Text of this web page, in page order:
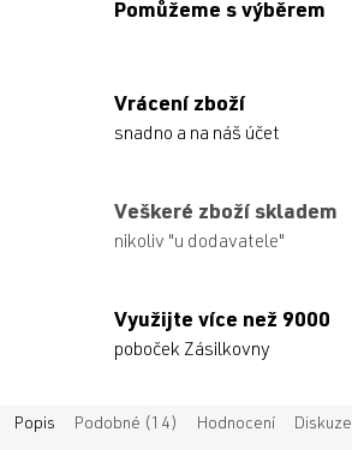
Pomůžeme s výběrem
Vrácení zboží
snadno a na náš účet
Veškeré zboží skladem
nikoliv "u dodavatele"
Využijte více než 9000
poboček Zásilkovny
Popis Podobné (14) Hodnocení Diskuze